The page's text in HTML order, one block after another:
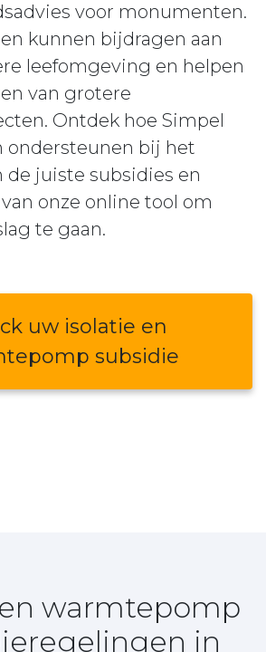
voor monumenten.
kunnen bijdragen aan
leefomgeving en helpen
van grotere
Ontdek hoe Simpel
ondersteunen bij het
de juiste subsidies en
onze online tool om
te gaan.
uw isolatie en
subsidie
warmtepomp
in